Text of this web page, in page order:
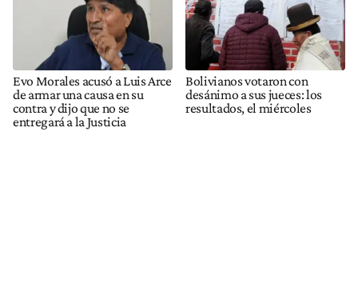
Evo Morales acusó a Luis Arce
de armar una causa en su
contra y dijo que no se
entregará a la Justicia
Bolivianos votaron con
desánimo a sus jueces: los
resultados, el miércoles